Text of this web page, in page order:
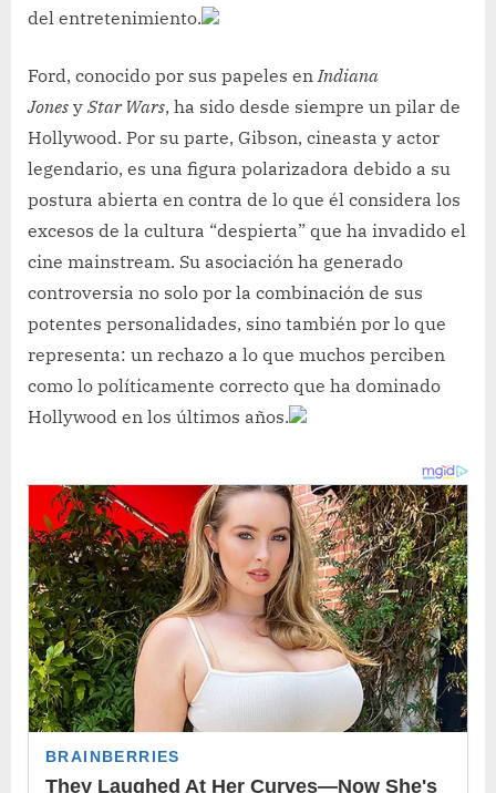
del entretenimiento.
Ford, conocido por sus papeles enIndiana
Jones y Star Wars, ha sido desde siempre un pilar de
Hollywood. Por su parte, Gibson, cineasta y actor
legendario, es una figura polarizadora debido a su
postura abierta en contra de lo que él considera los
excesos de la cultura “despierta” que ha invadido el
cine mainstream. Su asociación ha generado
controversia no solo por la combinación de sus
potentes personalidades, sino también por lo que
representa: un rechazo a lo que muchos perciben
como lo políticamente correcto que ha dominado
Hollywood en los últimos años.